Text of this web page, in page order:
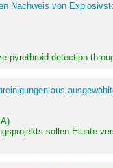
Nachweis von
pyrethroid detection
aus
sollen Eluate